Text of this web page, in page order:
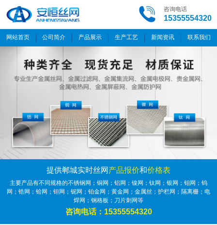
咨询电话
15355554320
网站首页 公司简介 产品展示 生产工艺 新闻资讯 联系我们
提供郸城实时丝网 产品报价和价格表
主要产品有不同规格的不锈钢网；铜网；铝网；镍网；钛网；银网；钼网；钨
网；锆网；铪网；钽网；铌网；铂金网；黄金网；金属丝；护栏网；隔离栅；电
焊网；钢格板；刀片刺网等
咨询电话：15355554320